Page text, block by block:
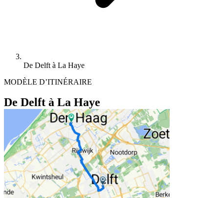
De Delft à La Haye
MODÈLE D’ITINÉRAIRE
De Delft à La Haye